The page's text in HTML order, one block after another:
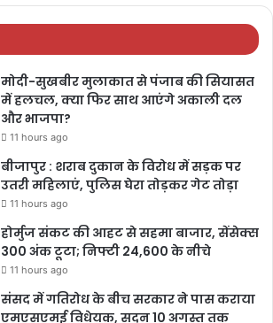
मोदी-सुखबीर मुलाकात से पंजाब की सियासत
में हलचल, क्या फिर साथ आएंगे अकाली दल
और भाजपा?
11 hours ago
बीजापुर : शराब दुकान के विरोध में सड़क पर
उतरी महिलाएं, पुलिस घेरा तोड़कर गेट तोड़ा
11 hours ago
होर्मुज संकट की आहट से सहमा बाजार, सेंसेक्स
300 अंक टूटा; निफ्टी 24,600 के नीचे
11 hours ago
संसद में गतिरोध के बीच सरकार ने पास कराया
एमएसएमई विधेयक, सदन 10 अगस्त तक